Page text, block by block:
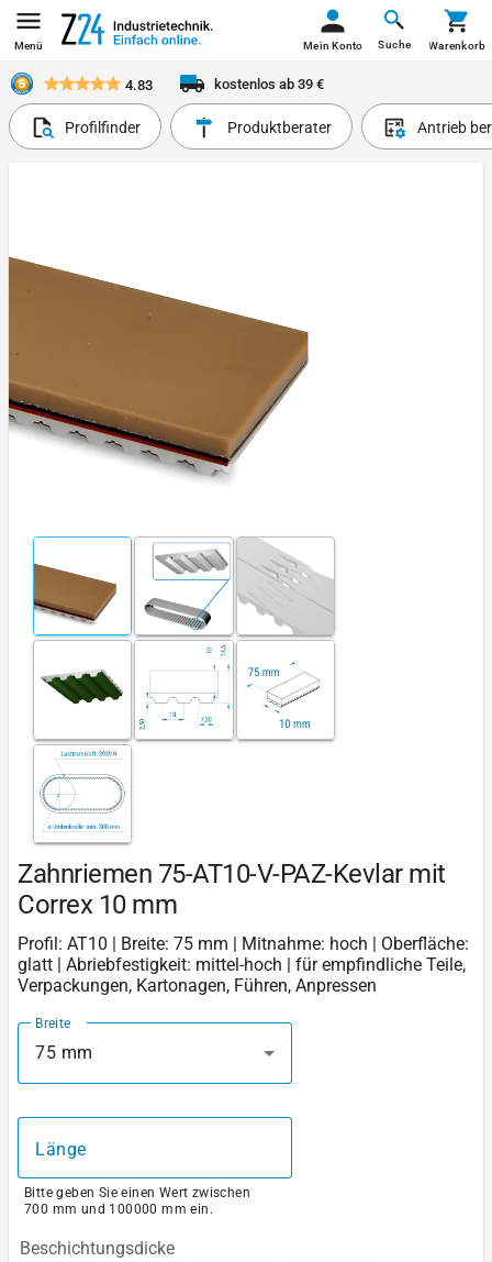
Menü Suche
Mein Konto Warenkorb
4.83 kostenlos ab 39 €
Profilfinder Produktberater Antrieb
Zahnriemen 75-AT10-V-PAZ-Kevlar mit
Correx 10 mm
Profil: AT10 | Breite: 75 mm | Mitnahme: hoch | Oberfläche:
glatt | Abriebfestigkeit: mittel-hoch | für empfindliche Teile,
Verpackungen, Kartonagen, Führen, Anpressen
Breite
75 mm
Länge
Bitte geben Sie einen Wert zwischen
700 mm und 100000 mm ein.
Beschichtungsdicke